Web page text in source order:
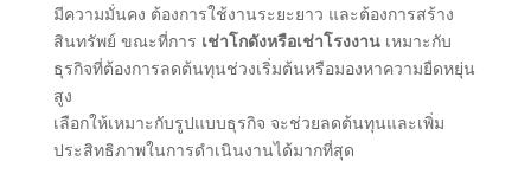
มีความมั่นคง ต้องการใช้งานระยะยาว และต้องการสร้าง
สินทรัพย์ ขณะที่การ เช่าโกดังหรือเช่าโรงงานเหมาะกับ
ธุรกิจที่ต้องการลดต้นทุนช่วงเริ่มต้นหรือมองหาความยืดหยุ่น
สูง
เลือกให้เหมาะกับรูปแบบธุรกิจ จะช่วยลดต้นทุนและเพิ่ม
ประสิทธิภาพในการดำเนินงานได้มากที่สุด